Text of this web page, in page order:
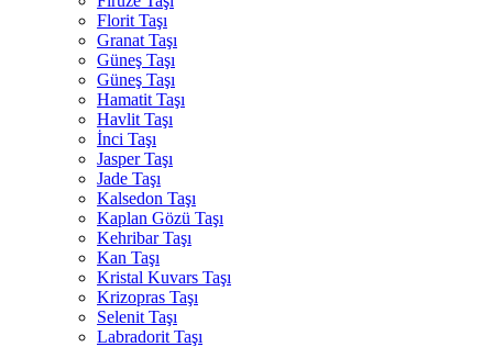
Florit Taşı
Granat Taşı
Güneş Taşı
Güneş Taşı
Hamatit Taşı
Havlit Taşı
İnci Taşı
Jasper Taşı
Jade Taşı
Kalsedon Taşı
Kaplan Gözü Taşı
Kehribar Taşı
Kan Taşı
Kristal Kuvars Taşı
Krizopras Taşı
Selenit Taşı
Labradorit Taşı